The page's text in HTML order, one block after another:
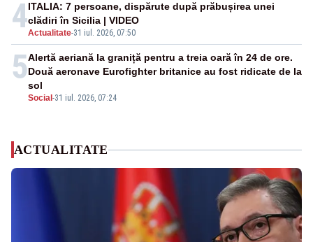
4Actualitate-31 iul. 2026, 07:50
ITALIA: 7 persoane, dispărute după prăbușirea unei
clădiri în Sicilia | VIDEO
5
Social -31 iul. 2026, 07:24
Alertă aeriană la graniță pentru a treia oară în 24 de ore.
Două aeronave Eurofighter britanice au fost ridicate de la
sol
ACTUALITATE